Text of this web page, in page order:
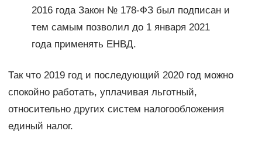
2016 года Закон № 178-ФЗ был подписан и
тем самым позволил до 1 января 2021
года применять ЕНВД.
Так что 2019 год и последующий 2020 год можно
спокойно работать, уплачивая льготный,
относительно других систем налогообложения
единый налог.